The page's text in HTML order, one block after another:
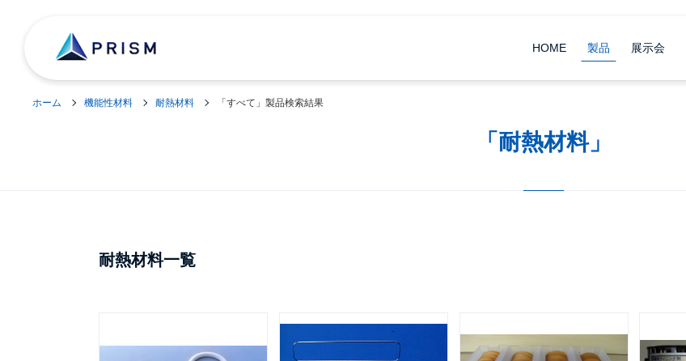
HOME 製品 展示会
ホーム 機能性材料 耐熱材料 「すべて」製品検索結果
「耐熱材料」
耐熱材料一覧